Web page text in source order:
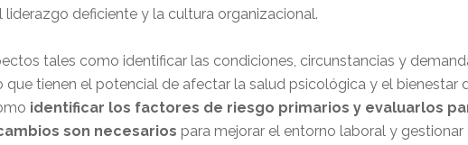
liderazgo deficiente y la cultura organizacional.
tales como identificar las condiciones, circunstancias y
que tienen el potencial de afectar la salud psicológica y el bienestar
identificar los factores de riesgo primarios y evaluarlos
son necesarios para mejorar el entorno laboral y gestionar